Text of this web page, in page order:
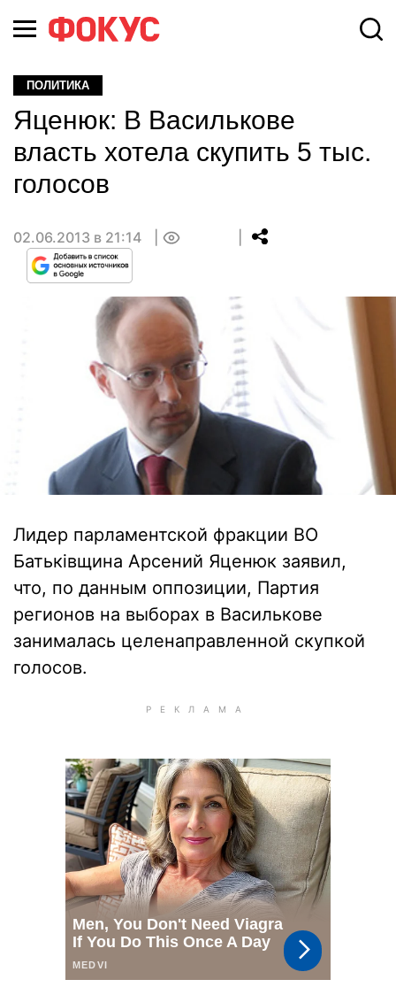
ПОЛИТИКА
Яценюк: В Василькове
власть хотела скупить 5 тыс.
голосов
02.06.2013 в 21:14
Лидер парламентской фракции ВО
Батьківщина Арсений Яценюк заявил,
что, по данным оппозиции, Партия
регионов на выборах в Василькове
занималась целенаправленной скупкой
голосов.